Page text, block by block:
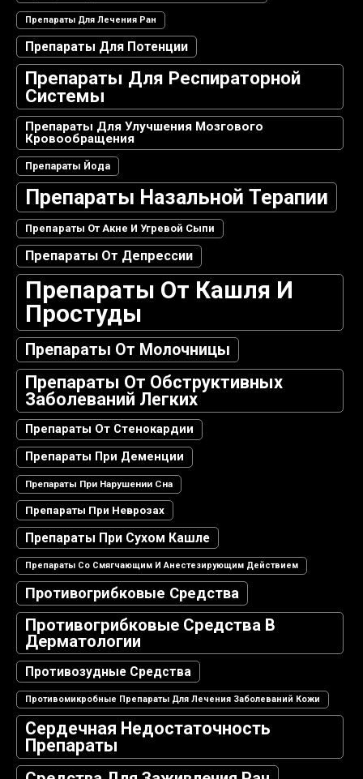
Препараты Для Лечения Ран
Препараты Для Потенции
Препараты Для Респираторной
Системы
Препараты Для Улучшения Мозгового
Кровообращения
Препараты Йода
Препараты Назальной Терапии
Препараты От Акне И Угревой Сыпи
Препараты От Депрессии
Препараты От Кашля И
Простуды
Препараты От Молочницы
Препараты От Обструктивных
Заболеваний Легких
Препараты От Стенокардии
Препараты При Деменции
Препараты При Нарушении Сна
Препараты При Неврозах
Препараты При Сухом Кашле
Препараты Со Смягчающим И Анестезирующим Действием
Противогрибковые Средства
Противогрибковые Средства В
Дерматологии
Противозудные Средства
Противомикробные Препараты Для Лечения Заболеваний Кожи
Сердечная Недостаточность
Препараты